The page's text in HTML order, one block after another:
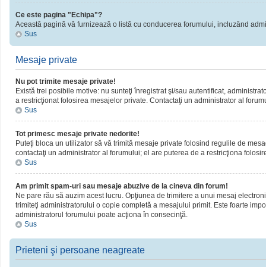
Ce este pagina "Echipa"?
Această pagină vă furnizează o listă cu conducerea forumului, incluzând
Sus
Mesaje private
Nu pot trimite mesaje private!
Există trei posibile motive: nu sunteţi înregistrat şi/sau autentificat,
a restricţionat folosirea mesajelor private. Contactaţi un administrator al
Sus
Tot primesc mesaje private nedorite!
Puteţi bloca un utilizator să vă trimită mesaje private folosind regulile de
contactaţi un administrator al forumului; el are puterea de a restricţiona
Sus
Am primit spam-uri sau mesaje abuzive de la cineva din forum!
Ne pare rău să auzim acest lucru. Opţiunea de trimitere a unui mesaj
trimiteţi administratorului o copie completă a mesajului primit. Este foarte
administratorul forumului poate acţiona în consecinţă.
Sus
Prieteni şi persoane neagreate